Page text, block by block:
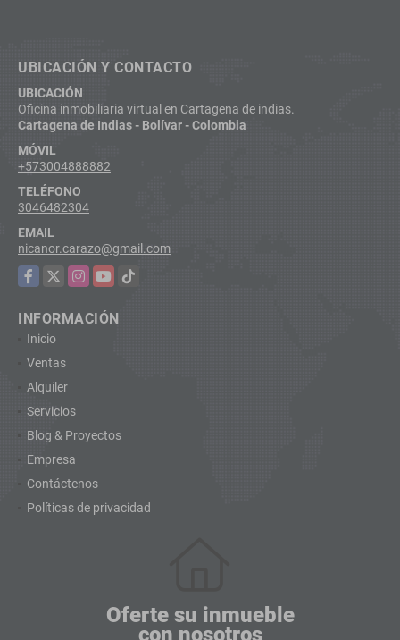
UBICACIÓN Y CONTACTO
UBICACIÓN
Oficina inmobiliaria virtual en Cartagena de indias.
Cartagena de Indias - Bolívar - Colombia
MÓVIL
+573004888882
TELÉFONO
3046482304
EMAIL
nicanor.carazo@gmail.com
Facebook
X Instagram
YouTubeTikTok
INFORMACIÓN
Inicio
Ventas
Alquiler
Servicios
Blog & Proyectos
Empresa
Contáctenos
Políticas de privacidad
Oferte su inmueble
con nosotros